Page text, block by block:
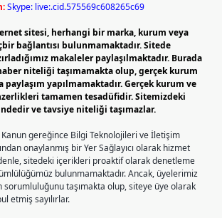
Skype: live:.cid.575569c608265c69
sitesi, herhangi bir marka, kurum veya
bağlantısı bulunmamaktadır. Sitede
makaleler paylaşılmaktadır. Burada
niteliği taşımamakta olup, gerçek kurum
paylaşım yapılmamaktadır. Gerçek kurum ve
tamamen tesadüfidir. Sitemizdeki
ve tavsiye niteliği taşımazlar.
Kanun gereğince Bilgi Teknolojileri ve İletişim
onaylanmış bir Yer Sağlayıcı olarak hizmet
sitedeki içerikleri proaktif olarak denetleme
bulunmamaktadır. Ancak, üyelerimiz
sorumluluğunu taşımakta olup, siteye üye olarak
etmiş sayılırlar.